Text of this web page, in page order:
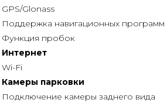
GPS/Glonass
Поддержка навигационных программ
Функция пробок
Интернет
Wi-Fi
Камеры парковки
Подключение камеры заднего вида